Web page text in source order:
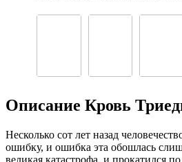
Описание Кровь
Несколько сот лет назад
ошибку, и ошибка эта обошлась